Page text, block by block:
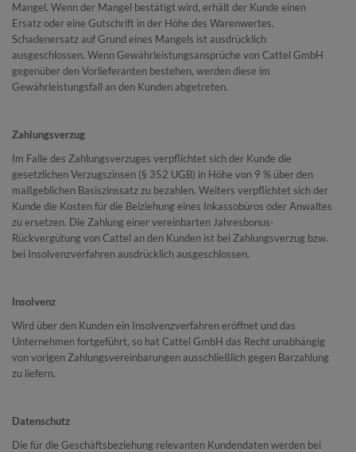
Mangel. Wenn der Mangel bestätigt wird, erhält der Kunde einen
Ersatz oder eine Gutschrift in der Höhe des Warenwertes.
Schadenersatz auf Grund eines Mangels ist ausdrücklich
ausgeschlossen. Wenn Gewährleistungsansprüche von Cattel GmbH
gegenüber den Vorlieferanten bestehen, werden diese im
Gewährleistungsfall an den Kunden abgetreten.
Zahlungsverzug
Im Falle des Zahlungsverzuges verpflichtet sich der Kunde die
gesetzlichen Verzugszinsen (§ 352 UGB) in Höhe von 9 % über den
maßgeblichen Basiszinssatz zu bezahlen. Weiters verpflichtet sich der
Kunde die Kosten für die Beiziehung eines Inkassobüros oder Anwaltes
zu ersetzen. Die Zahlung einer vereinbarten Jahresbonus-
Rückvergütung von Cattel an den Kunden ist bei Zahlungsverzug bzw.
bei Insolvenzverfahren ausdrücklich ausgeschlossen.
Insolvenz
Wird über den Kunden ein Insolvenzverfahren eröffnet und das
Unternehmen fortgeführt, so hat Cattel GmbH das Recht unabhängig
von vorigen Zahlungsvereinbarungen ausschließlich gegen Barzahlung
zu liefern.
Datenschutz
Die für die Geschäftsbeziehung relevanten Kundendaten werden bei